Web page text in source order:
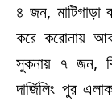
৪ জন,
করে করোনায়
সুকনায় ৭ জন,
দার্জিলিং পুর